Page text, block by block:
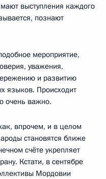
выступления каждого
познают
мероприятие,
уважения,
и развитию
языков. Происходит
очень важно.
впрочем, и в целом
становятся ближе
счёте укрепляет
Кстати, в сентябре
Мордовии